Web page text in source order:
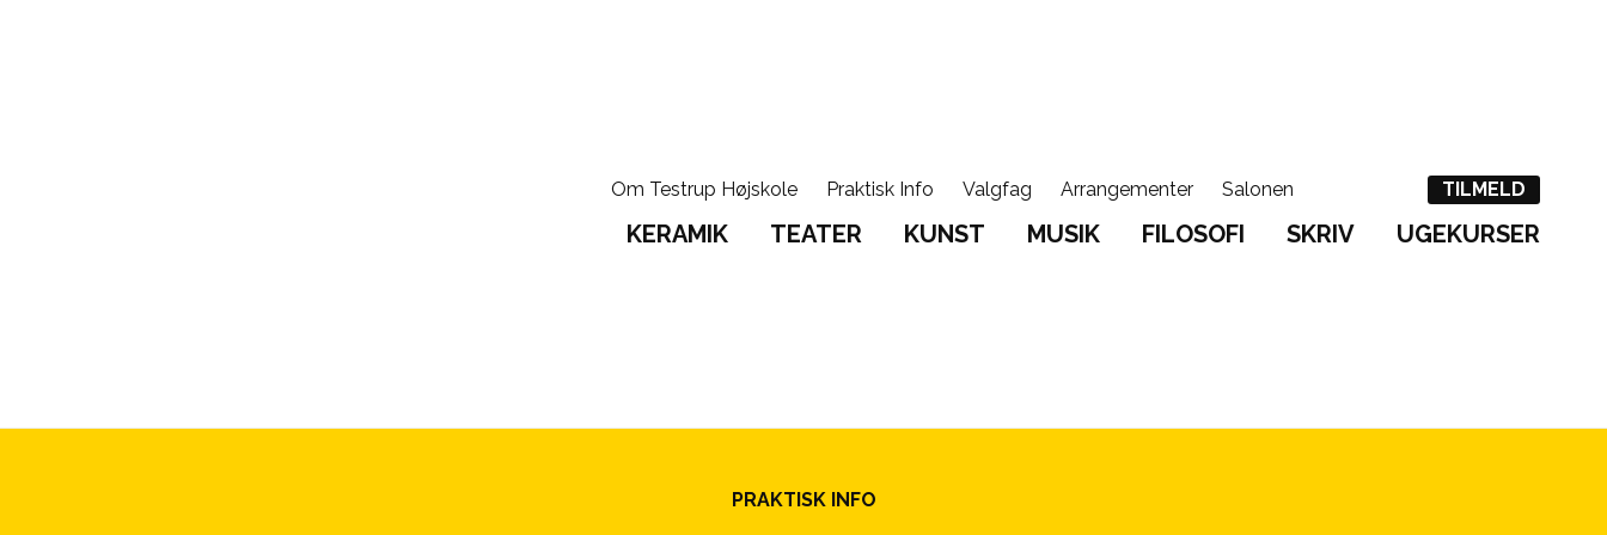
Om Testrup Højskole Praktisk Info Valgfag Arrangementer Salonen TILMELD
KERAMIK TEATER KUNST MUSIK FILOSOFI SKRIV UGEKURSER
PRAKTISK INFO